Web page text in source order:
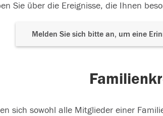
Sie über die Ereignisse, die Ihnen
Melden Sie sich bitte an, um eine
sich sowohl alle Mitglieder einer